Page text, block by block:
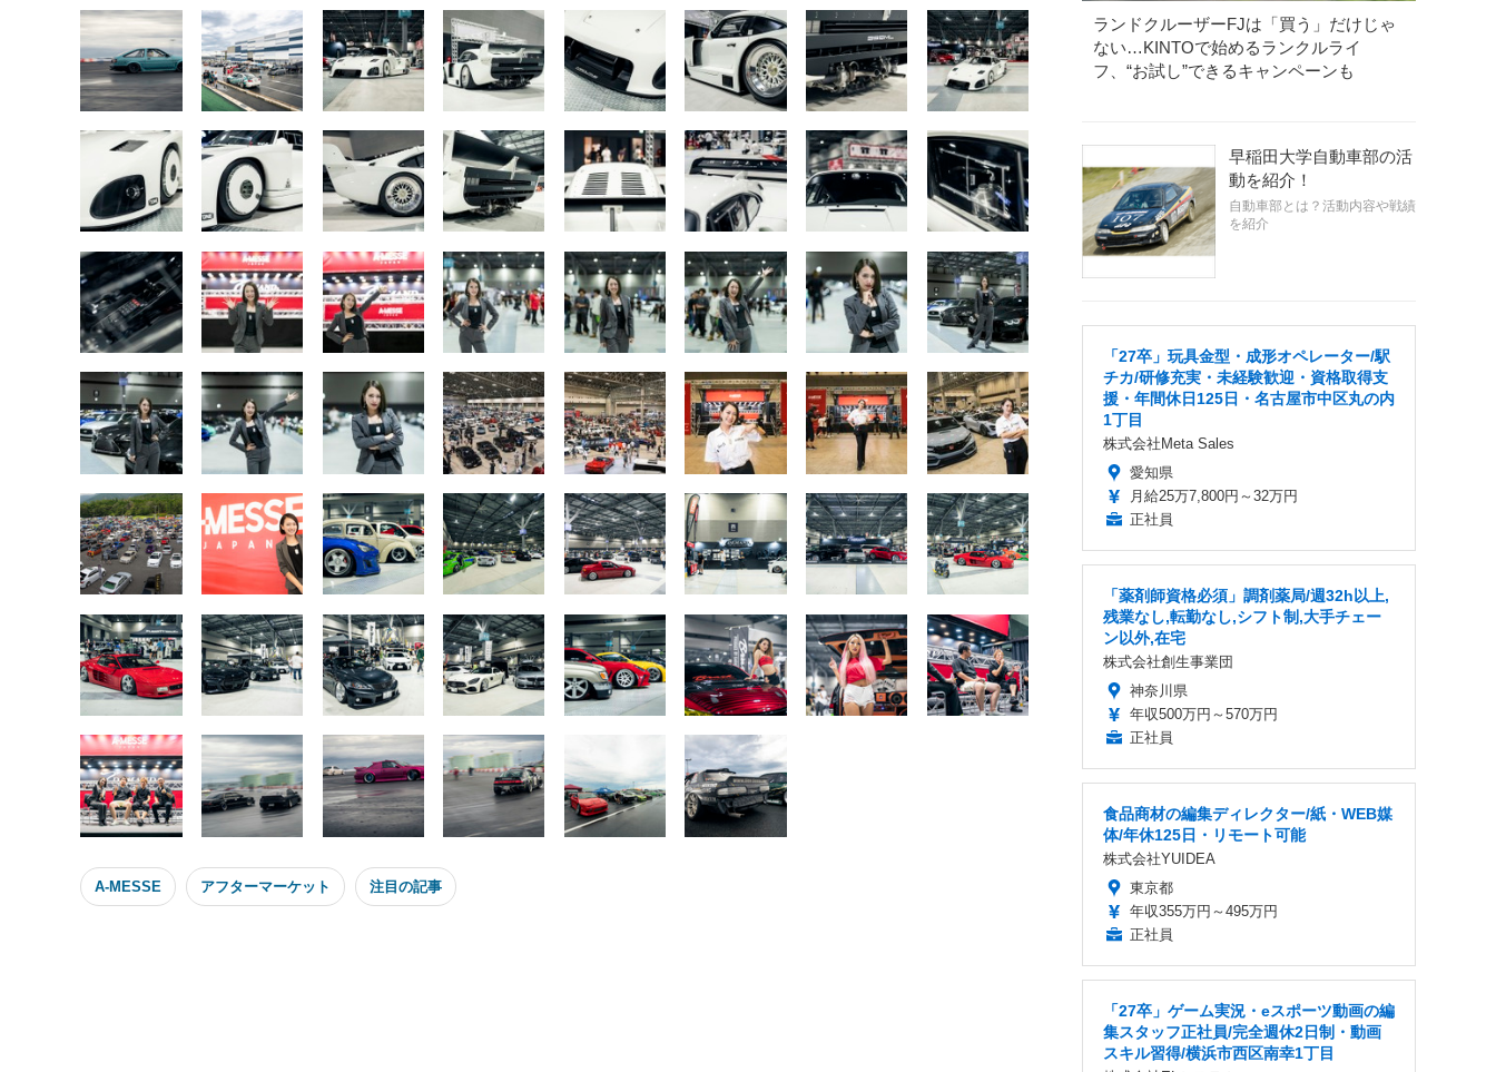
A-MESSE アフターマーケット 注目の記事
ランドクルーザーFJは「買う」だけじゃ
ない…KINTOで始めるランクルライ
フ、“お試し”できるキャンペーンも
早稲田大学自動車部の活
動を紹介！
自動車部とは？活動内容や戦績
を紹介
「27卒」玩具金型・成形オペレーター/駅
チカ/研修充実・未経験歓迎・資格取得支
援・年間休日125日・名古屋市中区丸の内
1丁目
株式会社Meta Sales
愛知県
月給25万7,800円～32万円
正社員
「薬剤師資格必須」調剤薬局/週32h以上,
残業なし,転勤なし,シフト制,大手チェー
ン以外,在宅
株式会社創生事業団
神奈川県
年収500万円～570万円
正社員
食品商材の編集ディレクター/紙・WEB媒
体/年休125日・リモート可能
株式会社YUIDEA
東京都
年収355万円～495万円
正社員
「27卒」ゲーム実況・eスポーツ動画の編
集スタッフ正社員/完全週休2日制・動画
スキル習得/横浜市西区南幸1丁目